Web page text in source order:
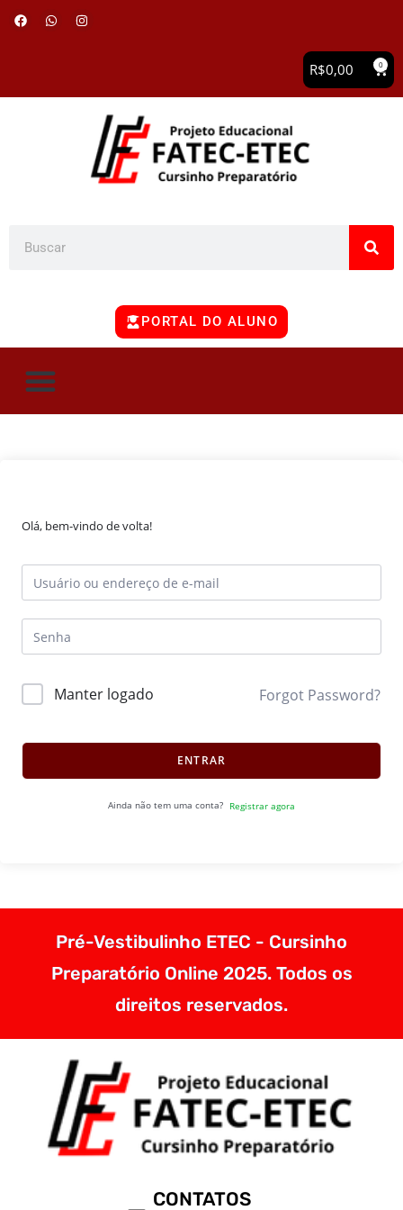
R$0,00 0
PORTAL DO ALUNO
Olá, bem-vindo de volta!
Manter logado Forgot Password?
ENTRAR
Ainda não tem uma conta? Registrar agora
Pré-Vestibulinho ETEC - Cursinho
Preparatório Online 2025. Todos os
direitos reservados.
CONTATOS